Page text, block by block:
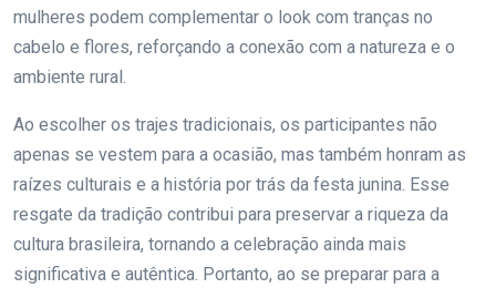
mulheres podem complementar o look com tranças no
cabelo e flores, reforçando a conexão com a natureza e o
ambiente rural.
Ao escolher os trajes tradicionais, os participantes não
apenas se vestem para a ocasião, mas também honram as
raízes culturais e a história por trás da festa junina. Esse
resgate da tradição contribui para preservar a riqueza da
cultura brasileira, tornando a celebração ainda mais
significativa e autêntica. Portanto, ao se preparar para a